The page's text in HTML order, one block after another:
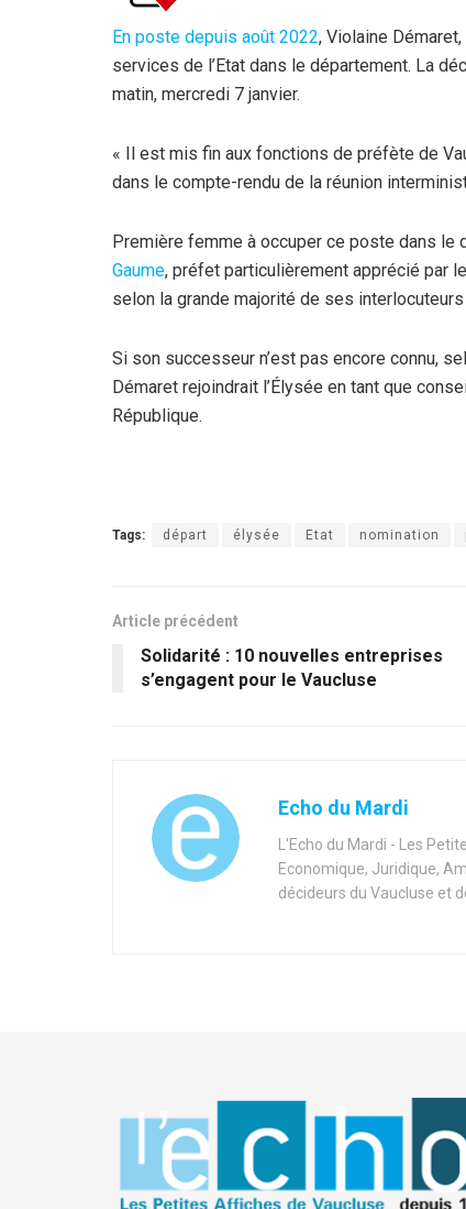
b
o
o
k
n
g
e
A
p
En poste depuis août 2022, Violaine
services de l’Etat dans le département. La
matin, mercredi 7 janvier.
« Il est mis fin aux fonctions de préfète de
dans le compte-rendu de la réunion
Première femme à occuper ce poste dans le
Gaume, préfet particulièrement apprécié par
selon la grande majorité de ses
Si son successeur n’est pas encore connu,
Démaret rejoindrait l’Élysée en tant que
République.
Tags: départ élysée Etat nomination
Article précédent
Solidarité : 10 nouvelles entreprises
s’engagent pour le Vaucluse
Echo du Mardi
L'Echo du Mardi - Les
Economique, Juridique,
décideurs du Vaucluse et